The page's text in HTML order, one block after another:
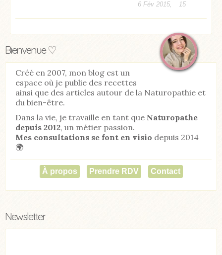
6 Fév 2015, 15
Bienvenue ♡
Créé en 2007, mon blog est un
espace où je publie des recettes
ainsi que des articles autour de la Naturopathie et
du bien-être.
Dans la vie, je travaille en tant que Naturopathe
depuis 2012, un métier passion.
Mes consultations se font en visio depuis 2014
🌍
À propos Prendre RDV Contact
Newsletter